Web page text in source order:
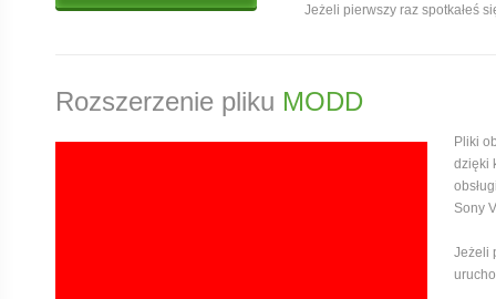
Jeżeli pierwszy raz spotkałeś
Rozszerzenie pliku MODD
Pliki
dzięki
Sony
Jeżeli